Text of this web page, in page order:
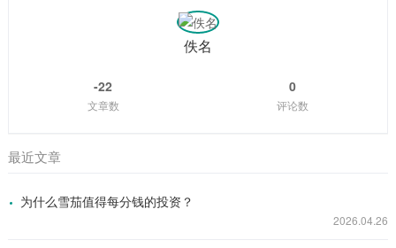
素影响，包括原料产地、制作工艺、品牌历史，以...
是对消费体验、环境氛围和服务水准的综合体现。深入探究雪
茄吧的价格构成，揭示出其背后独特魅力的多维度密码。 首
先，从雪茄的角度来看，价格与品质常常呈正相关。顶级雪茄
厚、香味层次丰富。这样的雪茄产量有限，工艺繁复，...
佚名
-22
文章数
0
评论数
最近文章
为什么雪茄值得每分钱的投资？
2026.04.26